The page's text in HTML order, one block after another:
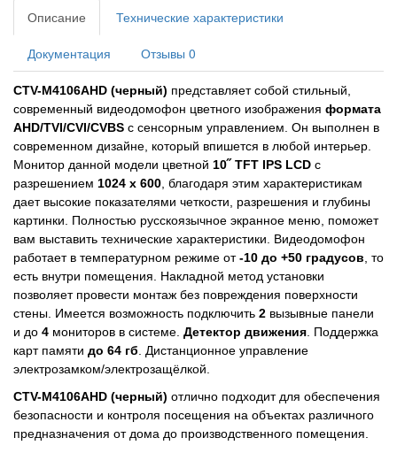
Описание
Технические характеристики
Документация Отзывы 0
CTV-M4106AHD (черный) представляет собой стильный,
современный видеодомофон цветного изображения формата
AHD/TVI/CVI/CVBS с сенсорным управлением. Он выполнен в
современном дизайне, который впишется в любой интерьер.
Монитор данной модели цветной 10˝ TFT IPS LCD с
разрешением 1024 х 600, благодаря этим характеристикам
дает высокие показателями четкости, разрешения и глубины
картинки. Полностью русскоязычное экранное меню, поможет
вам выставить технические характеристики. Видеодомофон
работает в температурном режиме от-10 до +50 градусов, то
есть внутри помещения. Накладной метод установки
позволяет провести монтаж без повреждения поверхности
стены. Имеется возможность подключить 2 вызывные панели
и до 4 мониторов в системе. Детектор движения. Поддержка
карт памяти до 64 гб. Дистанционное управление
электрозамком/электрозащёлкой.
CTV-M4106AHD (черный) отлично подходит для обеспечения
безопасности и контроля посещения на объектах различного
предназначения от дома до производственного помещения.